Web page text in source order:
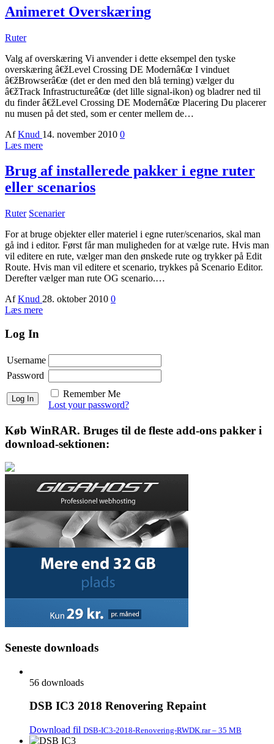
Animeret Overskæring
Ruter
Valg af overskæring Vi anvender i dette eksempel den tyske
overskæring â€žLevel Crossing DE Modernâ€œ I vinduet
â€žBrowserâ€œ (det er den med den blå terning) vælger du
â€žTrack Infrastructureâ€œ (det lille signal-ikon) og bladrer ned til
du finder â€žLevel Crossing DE Modernâ€œ Placering Du placerer
nu musen på det sted, som er center mellem de…
Af Knud 14. november 2010 0
Læs mere
Brug af installerede pakker i egne ruter
eller scenarios
Ruter Scenarier
For at bruge objekter eller materiel i egne ruter/scenarios, skal man
gå ind i editor. Først får man muligheden for at vælge rute. Hvis man
vil editere en rute, vælger man den ønskede rute og trykker på Edit
Route. Hvis man vil editere et scenario, trykkes på Scenario Editor.
Derefter vælger man rute OG scenario.…
Af Knud 28. oktober 2010 0
Læs mere
Log In
Username
Password
Remember Me
Lost your password?
Køb WinRAR. Bruges til de fleste add-ons pakker i
download-sektionen:
Seneste downloads
56 downloads
DSB IC3 2018 Renovering Repaint
Download fil DSB-IC3-2018-Renovering-RWDK.rar – 35 MB